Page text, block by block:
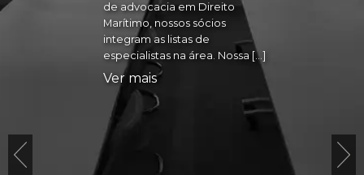
de advocacia em Direito
Marítimo, nossos sócios
integram as listas de
especialistas na área. Nossa […]
Ver mais